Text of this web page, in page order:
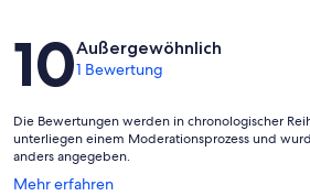
Bewertungen
10Außergewöhnlich
1 Bewertung
Die Bewertungen werden in chronologischer
unterliegen einem Moderationsprozess und
anders angegeben.
Mehr erfahren
Wird